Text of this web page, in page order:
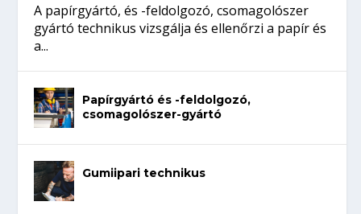
A papírgyártó, és -feldolgozó, csomagolószer
gyártó technikus vizsgálja és ellenőrzi a papír és
a...
Papírgyártó és -feldolgozó,
csomagolószer-gyártó
Gumiipari technikus